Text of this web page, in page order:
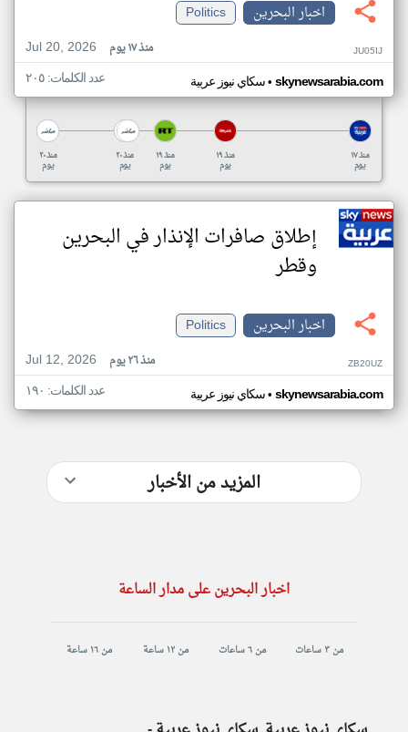
اخبار البحرين
Politics
Jul 20, 2026
منذ ١٧ يوم JU05IJ
سكاي نيوز عربية• skynewsarabia.com عدد الكلمات: ٢٠٥
منذ ٢٠
يوم
منذ ٢٠
يوم
منذ ١٩
يوم
منذ ١٩
يوم
منذ ١٧
يوم
إطلاق صافرات الإنذار في البحرين
وقطر
اخبار البحرين
Politics
Jul 12, 2026
منذ ٢٦ يوم ZB20UZ
سكاي نيوز عربية• skynewsarabia.com عدد الكلمات: ١٩٠
المزيد من الأخبار
اخبار البحرين على مدار الساعة
من ٣ ساعات من ٦ ساعات من ١٢ ساعة من ١٦ ساعة